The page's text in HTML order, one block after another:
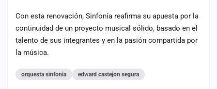
Con esta renovación, Sinfonía reafirma su apuesta por la
continuidad de un proyecto musical sólido, basado en el
talento de sus integrantes y en la pasión compartida por
la música.
orquesta sinfonia edward castejon segura